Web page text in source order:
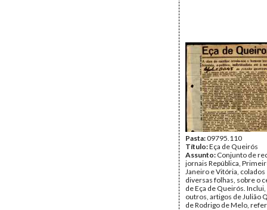
Pasta:09795.110
Título:Eça de Queirós
Assunto: Conjunto de
jornais República,
Janeiro e Vitória, colados
diversas folhas, sobre o
de Eça de Queirós.
outros, artigos de Julião
de Rodrigo de Melo,